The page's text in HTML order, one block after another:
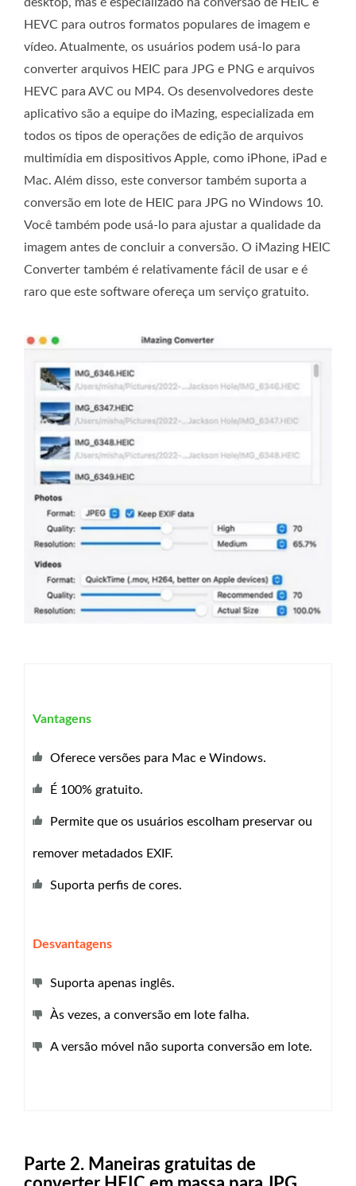
HEVC para outros formatos populares de imagem e
vídeo. Atualmente, os usuários podem usá-lo para
converter arquivos HEIC para JPG e PNG e arquivos
HEVC para AVC ou MP4. Os desenvolvedores deste
aplicativo são a equipe do iMazing, especializada em
todos os tipos de operações de edição de arquivos
multimídia em dispositivos Apple, como iPhone, iPad e
Mac. Além disso, este conversor também suporta a
conversão em lote de HEIC para JPG no Windows 10.
Você também pode usá-lo para ajustar a qualidade da
imagem antes de concluir a conversão. O iMazing HEIC
Converter também é relativamente fácil de usar e é
raro que este software ofereça um serviço gratuito.
Vantagens
Oferece versões para Mac e Windows.
É 100% gratuito.
Permite que os usuários escolham preservar ou
remover metadados EXIF.
Suporta perfis de cores.
Desvantagens
Suporta apenas inglês.
Às vezes, a conversão em lote falha.
A versão móvel não suporta conversão em lote.
Parte 2. Maneiras gratuitas de